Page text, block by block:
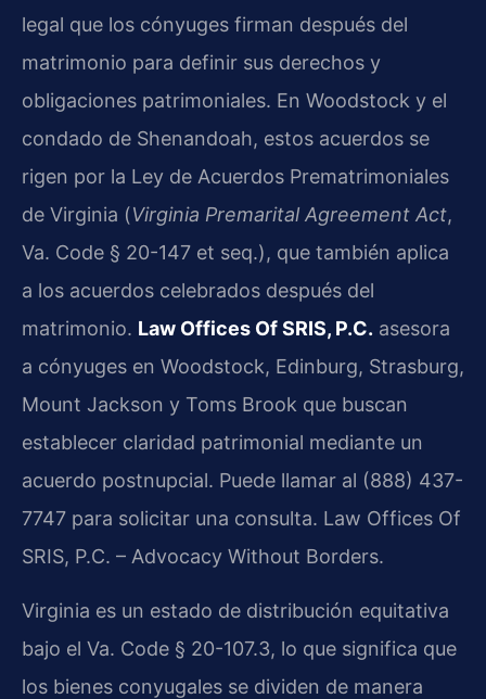
legal que los cónyuges firman después del
matrimonio para definir sus derechos y
obligaciones patrimoniales. En Woodstock y el
condado de Shenandoah, estos acuerdos se
rigen por la Ley de Acuerdos Prematrimoniales
de Virginia (Virginia Premarital Agreement Act,
Va. Code § 20-147 et seq.), que también aplica
a los acuerdos celebrados después del
matrimonio. Law Offices Of SRIS, P.C. asesora
a cónyuges en Woodstock, Edinburg, Strasburg,
Mount Jackson y Toms Brook que buscan
establecer claridad patrimonial mediante un
acuerdo postnupcial. Puede llamar al (888) 437-
7747 para solicitar una consulta. Law Offices Of
SRIS, P.C. – Advocacy Without Borders.
Virginia es un estado de distribución equitativa
bajo el Va. Code § 20-107.3, lo que significa que
los bienes conyugales se dividen de manera